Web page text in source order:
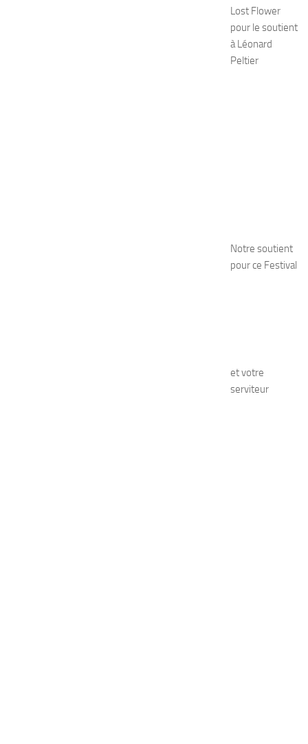
Lost Flower
pour le soutient
à Léonard
Peltier
Notre soutient
pour ce Festival
et votre
serviteur